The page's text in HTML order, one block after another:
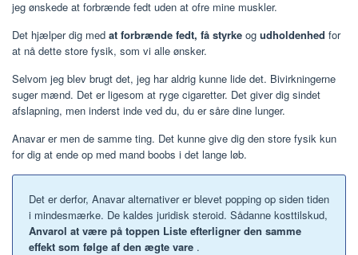
jeg ønskede at forbrænde fedt uden at ofre mine muskler.
Det hjælper dig med at forbrænde fedt, få styrke og udholdenhed for
at nå dette store fysik, som vi alle ønsker.
Selvom jeg blev brugt det, jeg har aldrig kunne lide det. Bivirkningerne
suger mænd. Det er ligesom at ryge cigaretter. Det giver dig sindet
afslapning, men inderst inde ved du, du er såre dine lunger.
Anavar er men de samme ting. Det kunne give dig den store fysik kun
for dig at ende op med mand boobs i det lange løb.
Det er derfor, Anavar alternativer er blevet popping op siden tiden
i mindesmærke. De kaldes juridisk steroid. Sådanne kosttilskud,
Anvarol at være på toppen Liste efterligner den samme
effekt som følge af den ægte vare .